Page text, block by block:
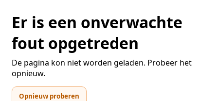
Er is een onverwachte
fout opgetreden
De pagina kon niet worden geladen. Probeer het
opnieuw.
Opnieuw proberen